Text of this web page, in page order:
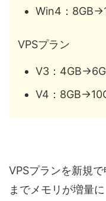
Win4：
VPSプラン
V3：
V4：
VPSプランを新規
までメモリが増量